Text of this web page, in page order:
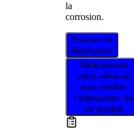
la
corrosion.
Trouver un
distributeur
Sélectionnez
votre véhicule
pour vérifier
l’adéquation de
ce produit